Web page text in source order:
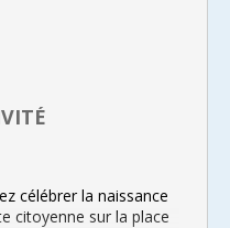
célébrer la naissance
citoyenne sur la place